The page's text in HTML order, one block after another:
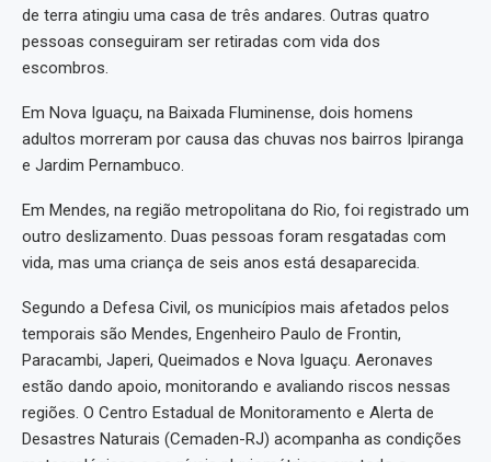
de terra atingiu uma casa de três andares. Outras quatro
pessoas conseguiram ser retiradas com vida dos
escombros.
Em Nova Iguaçu, na Baixada Fluminense, dois homens
adultos morreram por causa das chuvas nos bairros Ipiranga
e Jardim Pernambuco.
Em Mendes, na região metropolitana do Rio, foi registrado um
outro deslizamento. Duas pessoas foram resgatadas com
vida, mas uma criança de seis anos está desaparecida.
Segundo a Defesa Civil, os municípios mais afetados pelos
temporais são Mendes, Engenheiro Paulo de Frontin,
Paracambi, Japeri, Queimados e Nova Iguaçu. Aeronaves
estão dando apoio, monitorando e avaliando riscos nessas
regiões. O Centro Estadual de Monitoramento e Alerta de
Desastres Naturais (Cemaden-RJ) acompanha as condições